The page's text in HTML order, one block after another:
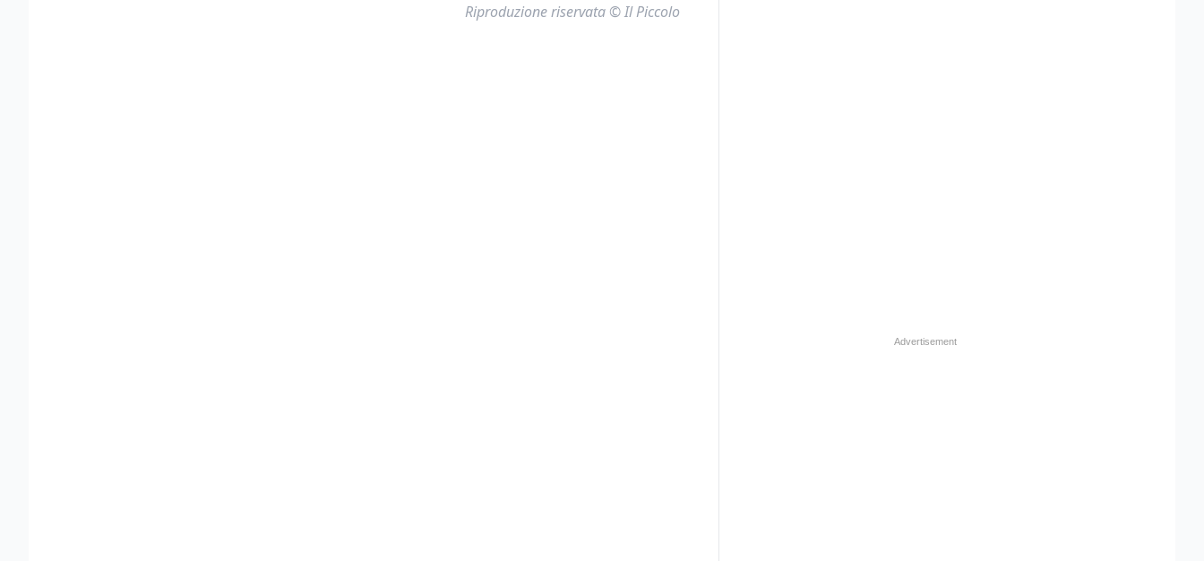
Riproduzione riservata © Il Piccolo